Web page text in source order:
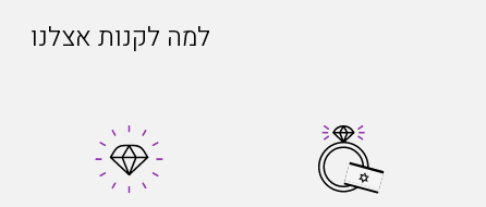
למה לקנות אצלנו